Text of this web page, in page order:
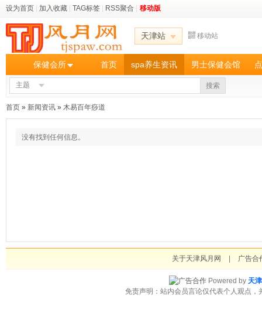
设为首页 加入收藏 TAG标签 RSS聚合 移动版
天津站 移动站
保健会所 首页 spa养生资讯 男士保健会馆
主题 搜索
首页 » 新闻资讯 » 木易百年痧道
没有找到任何信息。
关于天津风月网 广告合
Powered by 天
免责声明：站内会员言论仅代表个人观点